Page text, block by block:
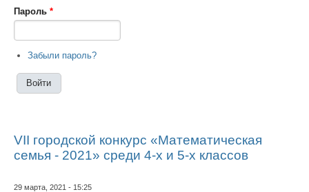
Пароль *
Забыли пароль?
VII городской конкурс «Математическая
семья - 2021» среди 4-х и 5-х классов
29 марта, 2021 - 15:25